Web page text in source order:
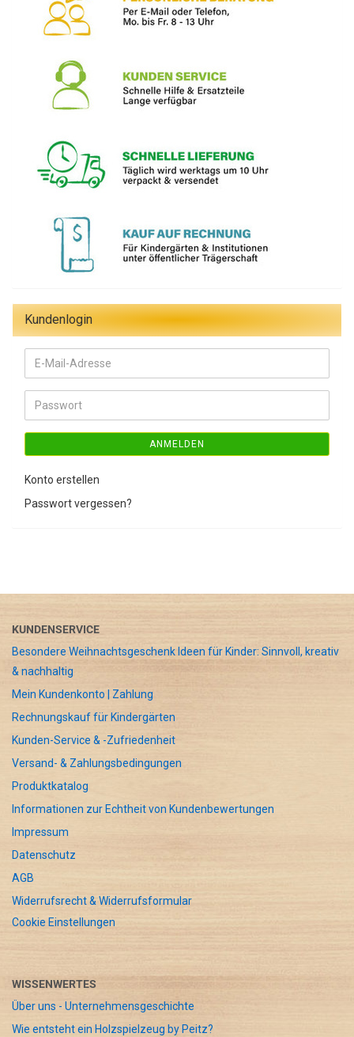
Kundenlogin
E-
Mail-
Adresse
Passwort
ANMELDEN
Konto erstellen
Passwort vergessen?
KUNDENSERVICE
Besondere Weihnachtsgeschenk Ideen für Kinder: Sinnvoll, kreativ
& nachhaltig
Mein Kundenkonto | Zahlung
Rechnungskauf für Kindergärten
Kunden-Service & -Zufriedenheit
Versand- & Zahlungsbedingungen
Produktkatalog
Informationen zur Echtheit von Kundenbewertungen
Impressum
Datenschutz
AGB
Widerrufsrecht & Widerrufsformular
Cookie Einstellungen
WISSENWERTES
Über uns - Unternehmensgeschichte
Wie entsteht ein Holzspielzeug by Peitz?